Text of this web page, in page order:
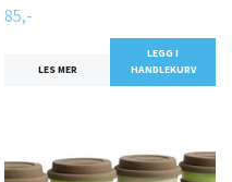
85,-
LES MER
LEGG I
HANDLEKURV